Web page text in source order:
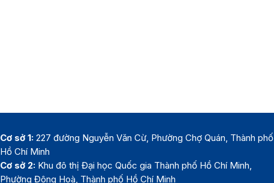
Cơ sở 1: 227 đường Nguyễn Văn Cừ, Phường Chợ Quán, Thành phố
Hồ Chí Minh
Cơ sở 2: Khu đô thị Đại học Quốc gia Thành phố Hồ Chí Minh,
Phường Đông Hoà, Thành phố Hồ Chí Minh